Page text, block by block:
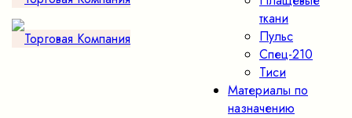
ткани
Пульс
Спец-210
Тиси
Материалы по
назначению